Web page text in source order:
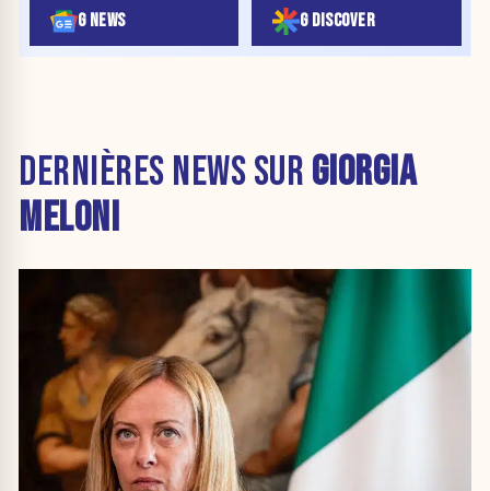
G NEWS G DISCOVER
DERNIÈRES NEWS SUR GIORGIA
MELONI